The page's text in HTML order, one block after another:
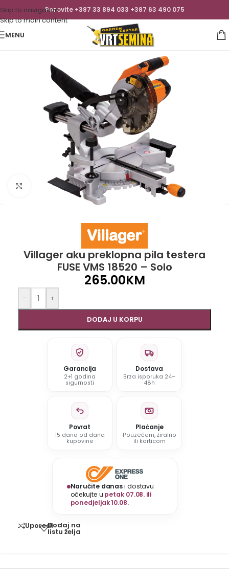
Skip to navigation
Skip to main content
Pozovite +387 33 894 033 +387 63 490 075
MENU
Click to enlarge
Villager aku preklopna pila testera
FUSE VMS 18520 – Solo
265.00KM
- +
DODAJ U KORPU
Garancija
2+1 godina
sigurnosti
Dostava
Brza isporuka 24–
48h
Povrat
15 dana od dana
kupovine
Plaćanje
Pouzećem, žiralno
ili karticom
Naručite danasi dostavu
očekujte u petak 07.08. ili
ponedjeljak 10.08.
UporediDodaj na
listu želja